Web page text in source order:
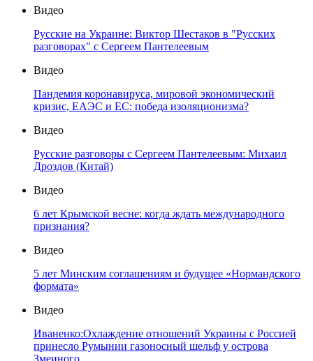
Видео
Русские на Украине: Виктор Шестаков в "Русских
разговорах" с Сергеем Пантелеевым
Видео
Пандемия коронавируса, мировой экономический
кризис, ЕАЭС и ЕС: победа изоляционизма?
Видео
Русские разговоры с Сергеем Пантелеевым: Михаил
Дроздов (Китай)
Видео
6 лет Крымской весне: когда ждать международного
признания?
Видео
5 лет Минским соглашениям и будущее «Нормандского
формата»
Видео
Иваненко:Охлаждение отношений Украины с Россией
принесло Румынии газоносный шельф у острова